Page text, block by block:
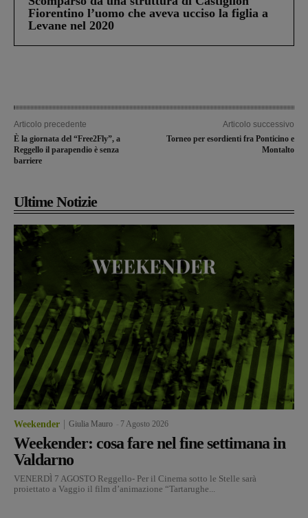
Fiorentino l’uomo che aveva ucciso la figlia a
Levane nel 2020
Articolo precedente
È la giornata del “Free2Fly”, a
Reggello il parapendio è senza
barriere
Articolo successivo
Torneo per esordienti fra Ponticino e
Montalto
Ultime Notizie
Weekender Giulia Mauro 7 Agosto 2026
Weekender: cosa fare nel fine settimana in
Valdarno
VENERDÌ 7 AGOSTO Reggello- Per il Cinema sotto le Stelle sarà
proiettato a Vaggio il film d’animazione “Tartarughe...